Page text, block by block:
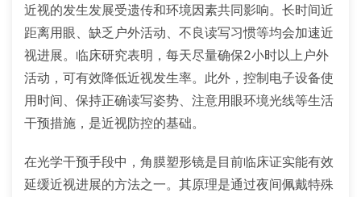
近视的发生发展受遗传和环境因素共同影响。长时间近
距离用眼、缺乏户外活动、不良读写习惯等均会加速近
视进展。临床研究表明，每天尽量确保2小时以上户外
活动，可有效降低近视发生率。此外，控制电子设备使
用时间、保持正确读写姿势、注意用眼环境光线等生活
干预措施，是近视防控的基础。
在光学干预手段中，角膜塑形镜是目前临床证实能有效
延缓近视进展的方法之一。其原理是通过夜间佩戴特殊